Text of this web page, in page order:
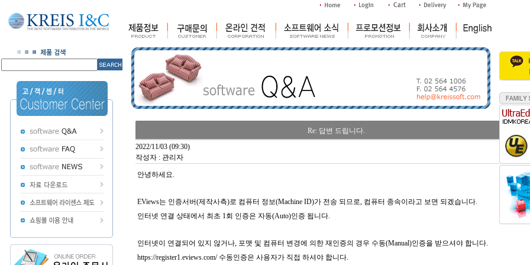
Re: 답변 드립니다.
2022/11/03 (09:30)
작성자 : 관리자
조회수 :
안녕하세요.
EViews는 인증서버(제작사측)로 컴퓨터 정보(Machine ID)가 전송 되므로, 컴퓨터 종속이라고 보면 되겠습니다.
인터넷 연결 상태에서 최초 1회 인증은 자동(Auto)인증 됩니다.
인터넷이 연결되어 있지 않거나, 포맷 및 컴퓨터 변경에 의한 재인증의 경우 수동(Manual)인증을 받으셔야 합니다.
https://register1.eviews.com/ 수동인증은 사용자가 직접 하셔야 합니다.